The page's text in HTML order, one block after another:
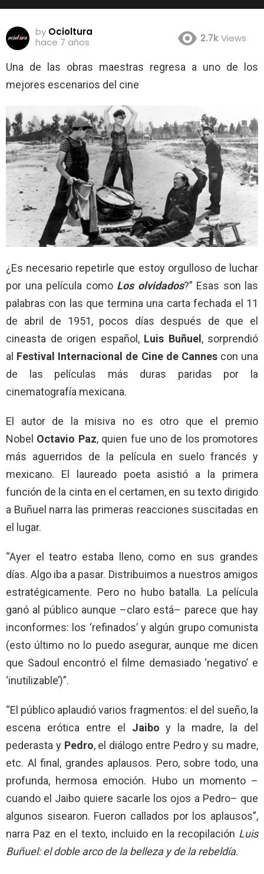
by Ocioltura
hace 7 años
2.7kViews
Una de las obras maestras regresa a uno de los
mejores escenarios del cine
¿Es necesario repetirle que estoy orgulloso de luchar
por una película como Los olvidados?” Esas son las
palabras con las que termina una carta fechada el 11
de abril de 1951, pocos días después de que el
cineasta de origen español, Luis Buñuel , sorprendió
al Festival Internacional de Cine de Cannescon una
de las películas más duras paridas por la
cinematografía mexicana.
El autor de la misiva no es otro que el premio
Nobel Octavio Paz, quien fue uno de los promotores
más aguerridos de la película en suelo francés y
mexicano. El laureado poeta asistió a la primera
función de la cinta en el certamen, en su texto dirigido
a Buñuel narra las primeras reacciones suscitadas en
el lugar.
“Ayer el teatro estaba lleno, como en sus grandes
días. Algo iba a pasar. Distribuimos a nuestros amigos
estratégicamente. Pero no hubo batalla. La película
ganó al público aunque –claro está– parece que hay
inconformes: los ‘refinados’ y algún grupo comunista
(esto último no lo puedo asegurar, aunque me dicen
que Sadoul encontró el filme demasiado ‘negativo’ e
‘inutilizable’)”.
“El público aplaudió varios fragmentos: el del sueño, la
escena erótica entre el Jaibo y la madre, la del
pederasta y Pedro, el diálogo entre Pedro y su madre,
etc. Al final, grandes aplausos. Pero, sobre todo, una
profunda, hermosa emoción. Hubo un momento –
cuando el Jaibo quiere sacarle los ojos a Pedro– que
algunos sisearon. Fueron callados por los aplausos”,
narra Paz en el texto, incluido en la recopilación Luis
Buñuel: el doble arco de la belleza y de la rebeldía.